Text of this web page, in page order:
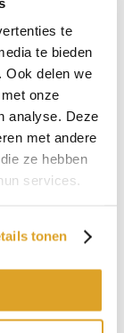
te
te bieden
Ook delen we
onze
analyse. Deze
met andere
ze hebben
services.
tonen
,